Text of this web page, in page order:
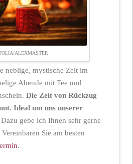
ALEXMASTER
neblige, mystische Zeit im
Abende mit Tee und
Die Zeit von Rückzug
Ideal um uns unserer
Dazu gebe ich Ihnen sehr gerne
Sie am besten
.